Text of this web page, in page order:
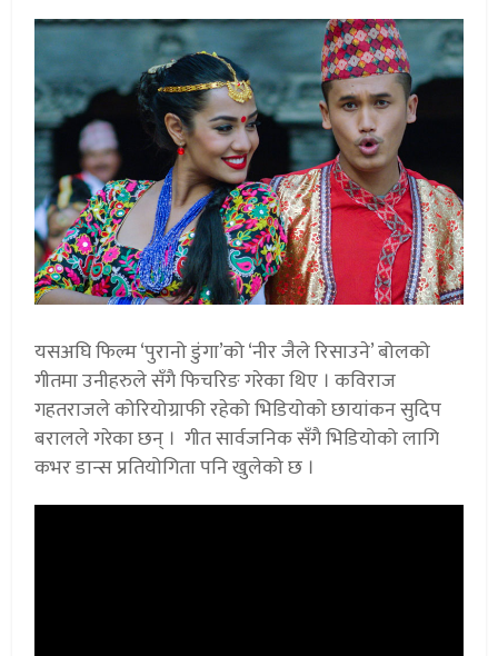
यसअघि फिल्म ‘पुरानो डुंगा’को ‘नीर जैले रिसाउने’ बोलको
गीतमा उनीहरुले सँगै फिचरिङ गरेका थिए । कविराज
गहतराजले कोरियोग्राफी रहेको भिडियोको छायांकन सुदिप
बरालले गरेका छन् । गीत सार्वजनिक सँगै भिडियोको लागि
कभर डान्स प्रतियोगिता पनि खुलेको छ ।